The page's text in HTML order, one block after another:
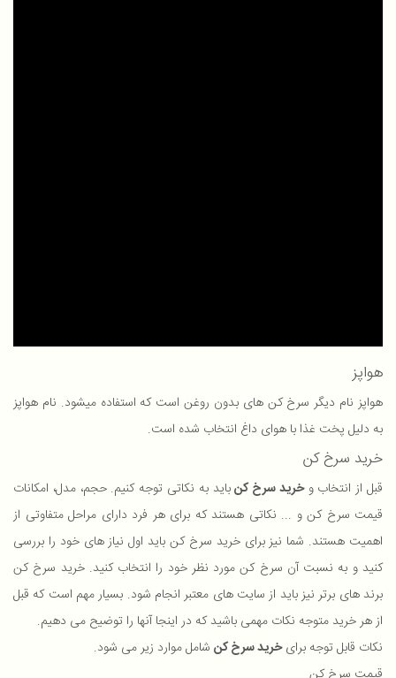
هواپز
هواپز نام دیگر سرخ کن های بدون روغن است که استفاده میشود. نام هواپز
به دلیل پخت غذا با هوای داغ انتخاب شده است.
خرید سرخ کن
قبل از انتخاب وخرید سرخ کنباید به نکاتی توجه کنیم. حجم، مدل، امکانات
قیمت سرخ کن و ... نکاتی هستند که برای هر فرد دارای مراحل متفاوتی از
اهمیت هستند. شما نیز برای خرید سرخ کن باید اول نیاز های خود را بررسی
کنید و به نسبت آن سرخ کن مورد نظر خود را انتخاب کنید. خرید سرخ کن
برند های برتر نیز باید از سایت های معتبر انجام شود. بسیار مهم است که قبل
از هر خرید متوجه نکات مهمی باشید که در اینجا آنها را توضیح می دهیم.
نکات قابل توجه برایخرید سرخ کنشامل موارد زیر می شود.